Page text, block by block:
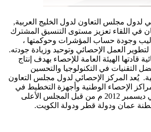
لدول مجلس التعاون لدول الخليج العربية,
في اللقاء تعزيز مستوى التنسيق المشترك
وجودة حساب المؤشرات وحوكمتها ،
العمل الإحصائي وتوحيد وزيادة جودته.
الهيئة العامة للإحصاء بهدف إنتاج
التقنيات في التكنولوجيا والتحسين
يُعد المركز الإحصائي لدول مجلس التعاون
الإحصاء الوطنية وأجهزة التخطيط في
دول المجلس ، وتمت الموافقة على إنشاء المركز من قبل المجلس الوزاري لمجلس التعاون لدول الخليج العربية في سبتمبر 2011 م وتم اعتماد نظامه الأساسي في ديسمبر 2012 م من قبل المجلس الأعلى
عمان ودولة قطر ودولة الكويت.